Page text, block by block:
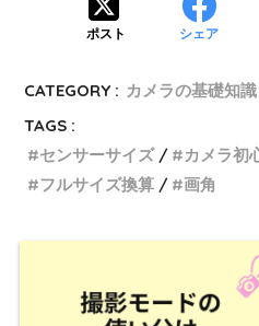
ポスト シェア
CATEGORY : カメラの基礎知識
TAGS :
センサーサイズ
カメラ初
フルサイズ換算
画角